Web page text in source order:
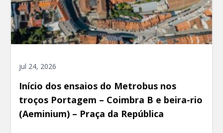
jul 24, 2026
Início dos ensaios do Metrobus nos
troços Portagem – Coimbra B e beira-rio
(Aeminium) – Praça da República